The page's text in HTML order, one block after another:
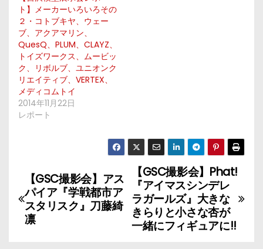
ト】メーカーいろいろその
２・コトブキヤ、ウェー
ブ、アクアマリン、
QuesQ、PLUM、CLAYZ、
トイズワークス、ムービッ
ク、リボルブ、ユニオンク
リエイティブ、VERTEX、
メディコムトイ
2014年11月22日
レポート
投
稿
ナ
【GSC撮影会】Phat!
『アイマスシンデレ
ラガールズ』大きな
きらりと小さな杏が
一緒にフィギュアに!!
【GSC撮影会】アス
パイア『学戦都市ア
スタリスク』刀藤綺
凛